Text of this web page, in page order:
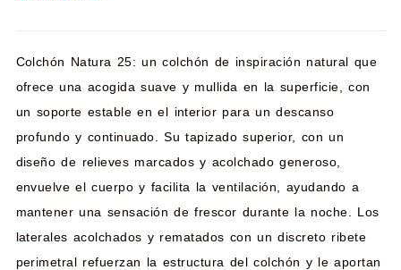
Colchón Natura 25: un colchón de inspiración natural que
ofrece una acogida suave y mullida en la superficie, con
un soporte estable en el interior para un descanso
profundo y continuado. Su tapizado superior, con un
diseño de relieves marcados y acolchado generoso,
envuelve el cuerpo y facilita la ventilación, ayudando a
mantener una sensación de frescor durante la noche. Los
laterales acolchados y rematados con un discreto ribete
perimetral refuerzan la estructura del colchón y le aportan